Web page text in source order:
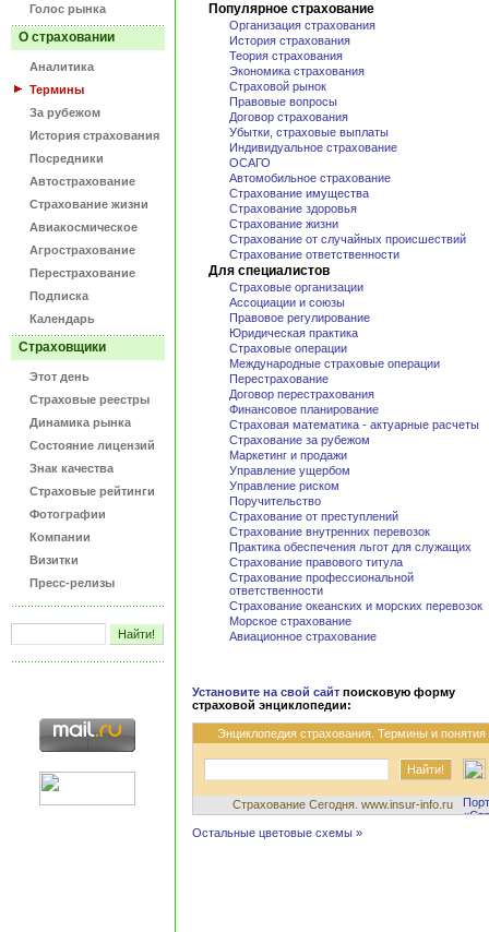
Голос рынка
О страховании
Аналитика
Термины
За рубежом
История страхования
Посредники
Автострахование
Страхование жизни
Авиакосмическое
Агрострахование
Перестрахование
Подписка
Календарь
Страховщики
Этот день
Страховые реестры
Динамика рынка
Состояние лицензий
Знак качества
Страховые рейтинги
Фотографии
Компании
Визитки
Пресс-релизы
Популярное страхование
Организация страхования
История страхования
Теория страхования
Экономика страхования
Страховой рынок
Правовые вопросы
Договор страхования
Убытки, страховые выплаты
Индивидуальное страхование
ОСАГО
Автомобильное страхование
Страхование имущества
Страхование здоровья
Страхование жизни
Страхование от случайных происшествий
Страхование ответственности
Для специалистов
Страховые организации
Ассоциации и союзы
Правовое регулирование
Юридическая практика
Страховые операции
Международные страховые операции
Перестрахование
Договор перестрахования
Финансовое планирование
Страховая математика - актуарные расчеты
Страхование за рубежом
Маркетинг и продажи
Управление ущербом
Управление риском
Поручительство
Страхование от преступлений
Страхование внутренних перевозок
Практика обеспечения льгот для служащих
Страхование правового титула
Страхование профессиональной
ответственности
Страхование океанских и морских перевозок
Морское страхование
Авиационное страхование
Установите на свой сайт поисковую форму
страховой энциклопедии:
Энциклопедия страхования. Термины и понятия
Страхование Сегодня. www.insur-info.ru
Остальные цветовые схемы »